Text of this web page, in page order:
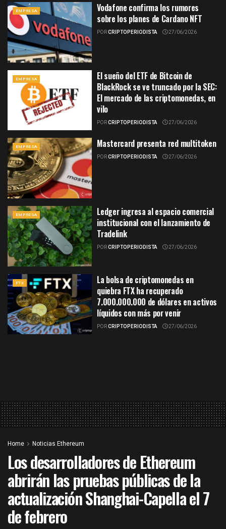
EMPRESA
Vodafone confirma los rumores
sobre los planes de Cardano NFT
PORCRIPTOPERIODISTA 27/06/2026
EMPRESA
El sueño del ETF de Bitcoin de
BlackRock se ve truncado por la SEC:
El mercado de las criptomonedas, en
vilo
PORCRIPTOPERIODISTA 27/06/2026
EMPRESA Mastercard presenta red multitoken
PORCRIPTOPERIODISTA 27/06/2026
EMPRESA
Ledger ingresa al espacio comercial
institucional con el lanzamiento de
Tradelink
PORCRIPTOPERIODISTA 27/06/2026
FTX
La bolsa de criptomonedas en
quiebra FTX ha recuperado
7.000.000.000 de dólares en activos
líquidos con más por venir
PORCRIPTOPERIODISTA 27/06/2026
Home Noticias Ethereum
Los desarrolladores de Ethereum
abrirán las pruebas públicas de la
actualización Shanghai-Capella el 7
de febrero